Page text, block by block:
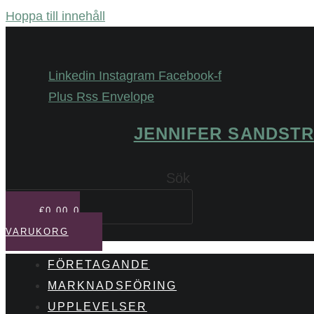
Hoppa till innehåll
Linkedin Instagram Facebook-f
Plus Rss Envelope
JENNIFER
Sök
€0,00 0
VARUKORG
FÖRETAGANDE
MARKNADSFÖRING
UPPLEVELSER